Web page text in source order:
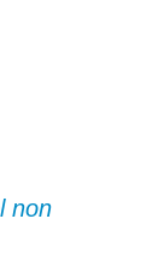
non